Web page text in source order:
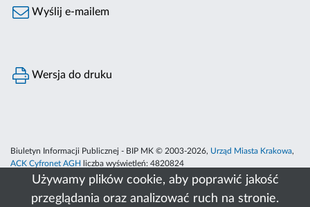
Używamy plików cookie, aby poprawić jakość
przeglądania oraz analizować ruch na stronie.
Wyślij e-mailem
Wersja do druku
Biuletyn Informacji Publicznej - BIP MK © 2003-2026, Urząd Miasta Krakowa,
ACK Cyfronet AGH
liczba wyświetleń: 4820824